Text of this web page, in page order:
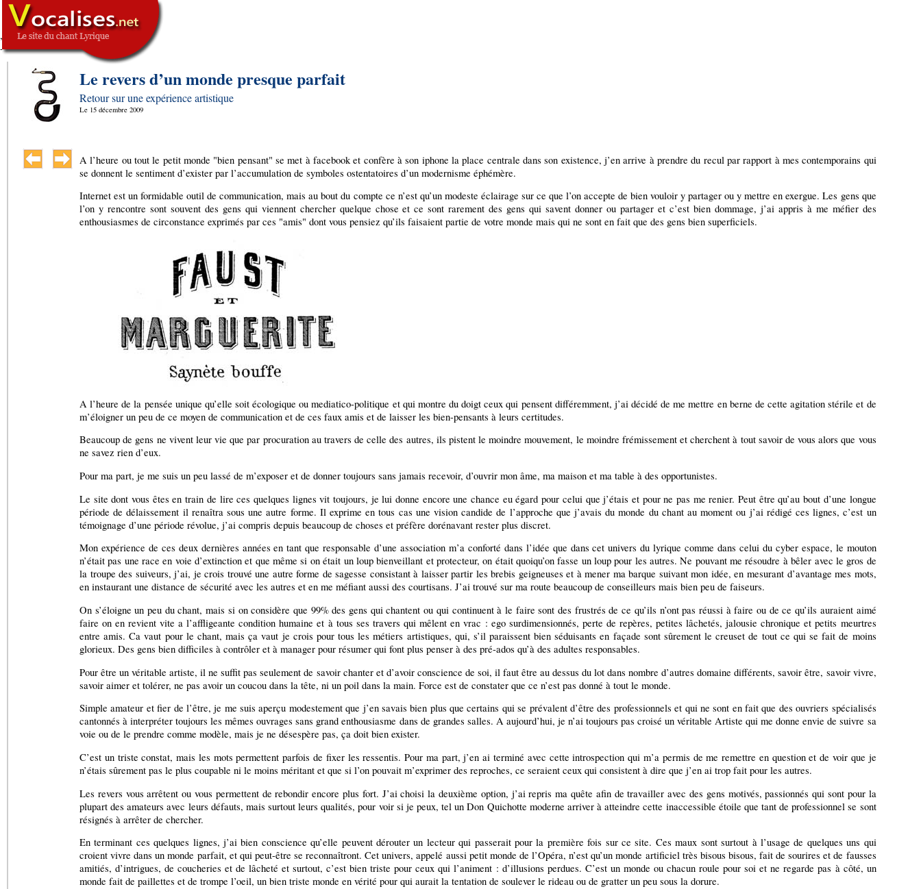
,
SIGNATURE
-->
Le revers d’un monde presque parfait
Retour sur une expérience artistique
Le 15 décembre 2009
A l’heure ou tout le petit monde "bien pensant" se met à facebook et confère à son iphone la place centrale dans son existence, j’en arrive à prendre du recul par rapport à mes contemporains qui
se donnent le sentiment d’exister par l’accumulation de symboles ostentatoires d’un modernisme éphémère.
Internet est un formidable outil de communication, mais au bout du compte ce n’est qu’un modeste éclairage sur ce que l’on accepte de bien vouloir y partager ou y mettre en exergue. Les gens que
l’on y rencontre sont souvent des gens qui viennent chercher quelque chose et ce sont rarement des gens qui savent donner ou partager et c’est bien dommage, j’ai appris à me méfier des
enthousiasmes de circonstance exprimés par ces "amis" dont vous pensiez qu’ils faisaient partie de votre monde mais qui ne sont en fait que des gens bien superficiels.
A l’heure de la pensée unique qu’elle soit écologique ou mediatico-politique et qui montre du doigt ceux qui pensent différemment, j’ai décidé de me mettre en berne de cette agitation stérile et de
m’éloigner un peu de ce moyen de communication et de ces faux amis et de laisser les bien-pensants à leurs certitudes.
Beaucoup de gens ne vivent leur vie que par procuration au travers de celle des autres, ils pistent le moindre mouvement, le moindre frémissement et cherchent à tout savoir de vous alors que vous
ne savez rien d’eux.
Pour ma part, je me suis un peu lassé de m’exposer et de donner toujours sans jamais recevoir, d’ouvrir mon âme, ma maison et ma table à des opportunistes.
Le site dont vous êtes en train de lire ces quelques lignes vit toujours, je lui donne encore une chance eu égard pour celui que j’étais et pour ne pas me renier. Peut être qu’au bout d’une longue
période de délaissement il renaîtra sous une autre forme. Il exprime en tous cas une vision candide de l’approche que j’avais du monde du chant au moment ou j’ai rédigé ces lignes, c’est un
témoignage d’une période révolue, j’ai compris depuis beaucoup de choses et préfère dorénavant rester plus discret.
Mon expérience de ces deux dernières années en tant que responsable d’une association m’a conforté dans l’idée que dans cet univers du lyrique comme dans celui du cyber espace, le mouton
n’était pas une race en voie d’extinction et que même si on était un loup bienveillant et protecteur, on était quoiqu’on fasse un loup pour les autres. Ne pouvant me résoudre à bêler avec le gros de
la troupe des suiveurs, j’ai, je crois trouvé une autre forme de sagesse consistant à laisser partir les brebis geigneuses et à mener ma barque suivant mon idée, en mesurant d’avantage mes mots,
en instaurant une distance de sécurité avec les autres et en me méfiant aussi des courtisans. J’ai trouvé sur ma route beaucoup de conseilleurs mais bien peu de faiseurs.
On s’éloigne un peu du chant, mais si on considère que 99% des gens qui chantent ou qui continuent à le faire sont des frustrés de ce qu’ils n’ont pas réussi à faire ou de ce qu’ils auraient aimé
faire on en revient vite a l’affligeante condition humaine et à tous ses travers qui mêlent en vrac : ego surdimensionnés, perte de repères, petites lâchetés, jalousie chronique et petits meurtres
entre amis. Ca vaut pour le chant, mais ça vaut je crois pour tous les métiers artistiques, qui, s’il paraissent bien séduisants en façade sont sûrement le creuset de tout ce qui se fait de moins
glorieux. Des gens bien difficiles à contrôler et à manager pour résumer qui font plus penser à des pré-ados qu’à des adultes responsables.
Pour être un véritable artiste, il ne suffit pas seulement de savoir chanter et d’avoir conscience de soi, il faut être au dessus du lot dans nombre d’autres domaine différents, savoir être, savoir vivre,
savoir aimer et tolérer, ne pas avoir un coucou dans la tête, ni un poil dans la main. Force est de constater que ce n’est pas donné à tout le monde.
Simple amateur et fier de l’être, je me suis aperçu modestement que j’en savais bien plus que certains qui se prévalent d’être des professionnels et qui ne sont en fait que des ouvriers spécialisés
cantonnés à interpréter toujours les mêmes ouvrages sans grand enthousiasme dans de grandes salles. A aujourd’hui, je n’ai toujours pas croisé un véritable Artiste qui me donne envie de suivre sa
voie ou de le prendre comme modèle, mais je ne désespère pas, ça doit bien exister.
C’est un triste constat, mais les mots permettent parfois de fixer les ressentis. Pour ma part, j’en ai terminé avec cette introspection qui m’a permis de me remettre en question et de voir que je
n’étais sûrement pas le plus coupable ni le moins méritant et que si l’on pouvait m’exprimer des reproches, ce seraient ceux qui consistent à dire que j’en ai trop fait pour les autres.
Les revers vous arrêtent ou vous permettent de rebondir encore plus fort. J’ai choisi la deuxième option, j’ai repris ma quête afin de travailler avec des gens motivés, passionnés qui sont pour la
plupart des amateurs avec leurs défauts, mais surtout leurs qualités, pour voir si je peux, tel un Don Quichotte moderne arriver à atteindre cette inaccessible étoile que tant de professionnel se sont
résignés à arrêter de chercher.
En terminant ces quelques lignes, j’ai bien conscience qu’elle peuvent dérouter un lecteur qui passerait pour la première fois sur ce site. Ces maux sont surtout à l’usage de quelques uns qui
croient vivre dans un monde parfait, et qui peut-être se reconnaîtront. Cet univers, appelé aussi petit monde de l’Opéra, n’est qu’un monde artificiel très bisous bisous, fait de sourires et de fausses
amitiés, d’intrigues, de coucheries et de lâcheté et surtout, c’est bien triste pour ceux qui l’animent : d’illusions perdues. C’est un monde ou chacun roule pour soi et ne regarde pas à côté, un
monde fait de paillettes et de trompe l’oeil, un bien triste monde en vérité pour qui aurait la tentation de soulever le rideau ou de gratter un peu sous la dorure.